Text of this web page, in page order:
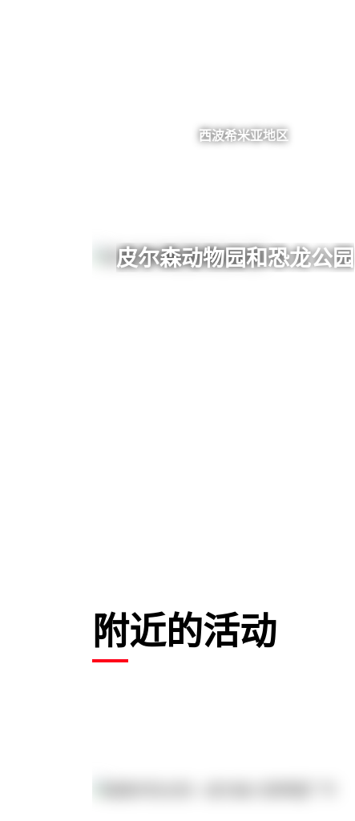
西波希米亚地区
皮尔森动物园和恐龙公园
附近的活动